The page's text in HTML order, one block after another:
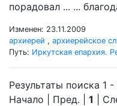
порадовал ... ...
Изменен: 23.11.2009
архиерей , архиерейское
Путь: Иркутская епархия.
Результаты поиска 1 -
Начало | Пред. | 1 |